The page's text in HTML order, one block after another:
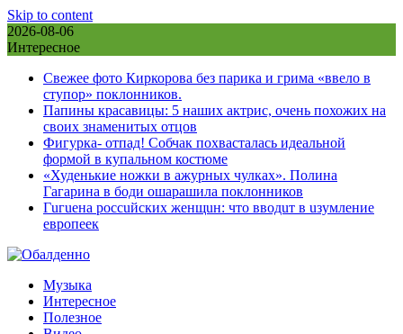
Skip to content
2026-08-06
Интересное
Свежее фото Киркорова без парика и грима «ввело в
ступор» поклонников.
Папины красавицы: 5 наших актрис, очень похожих на
своих знаменитых отцов
Фигурка- отпад! Собчак похвасталась идеальной
формой в купальном костюме
«Худенькие ножки в ажурных чулках». Полина
Гагарина в боди ошарашила поклонников
Гuгuена россuйских женщuн: что вводuт в uзумление
европеек
Музыка
Интересное
Полезное